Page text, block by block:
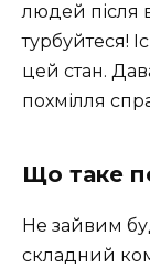
людей після
турбуйтеся!
цей стан.
похмілля
Що таке
Не зайвим
складний